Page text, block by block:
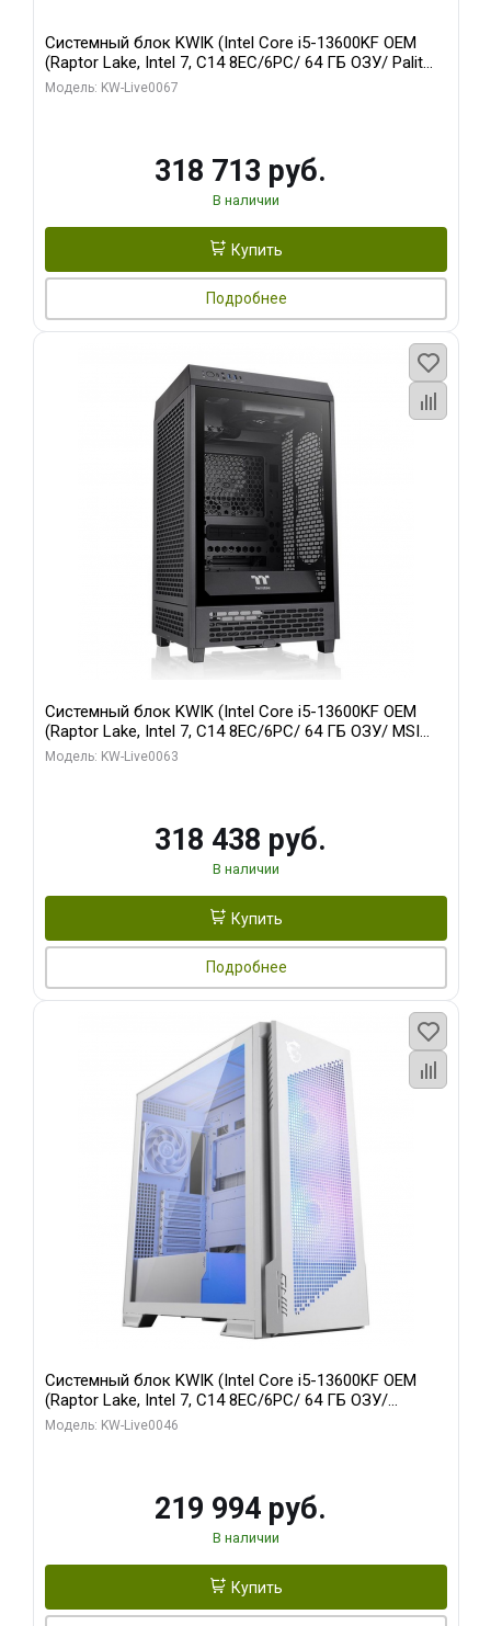
Системный блок KWIK (Intel Core i5-13600KF OEM
(Raptor Lake, Intel 7, C14 8EC/6PC/ 64 ГБ ОЗУ/ Palit
RTX5080 GAMINGPRO OC 16GB GDDR7 256bit 3xDP
Модель: KW-Live0067
318 713 руб.
В наличии
Купить
Подробнее
Системный блок KWIK (Intel Core i5-13600KF OEM
(Raptor Lake, Intel 7, C14 8EC/6PC/ 64 ГБ ОЗУ/ MSI
RTX5080 VENTUS 3X OC 16GB GDDR7 256bit 3xDP
Модель: KW-Live0063
318 438 руб.
В наличии
Купить
Подробнее
Системный блок KWIK (Intel Core i5-13600KF OEM
(Raptor Lake, Intel 7, C14 8EC/6PC/ 64 ГБ ОЗУ/
Gigabyte RTX5060Ti GAMING OC 8GB GDDR7 128bit
Модель: KW-Live0046
219 994 руб.
В наличии
Купить